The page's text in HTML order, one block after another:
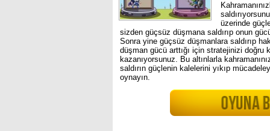
üzerinde
sizden güçsüz düşmana saldırıp onun
Sonra yine güçsüz düşmanlara saldırıp
düşman gücü arttığı için stratejinizi doğru
kazanıyorsunuz. Bu altınlarla
saldırın güçlenin kalelerini yıkıp
oynayın.